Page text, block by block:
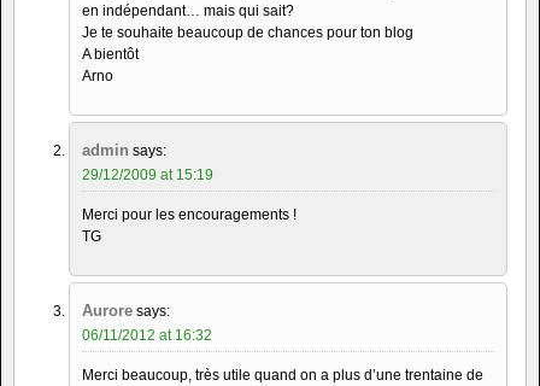
en indépendant… mais qui sait?
Je te souhaite beaucoup de chances pour ton blog
A bientôt
Arno
admin says:
29/12/2009 at 15:19
Merci pour les encouragements !
TG
Aurore says:
06/11/2012 at 16:32
Merci beaucoup, très utile quand on a plus d’une trentaine de